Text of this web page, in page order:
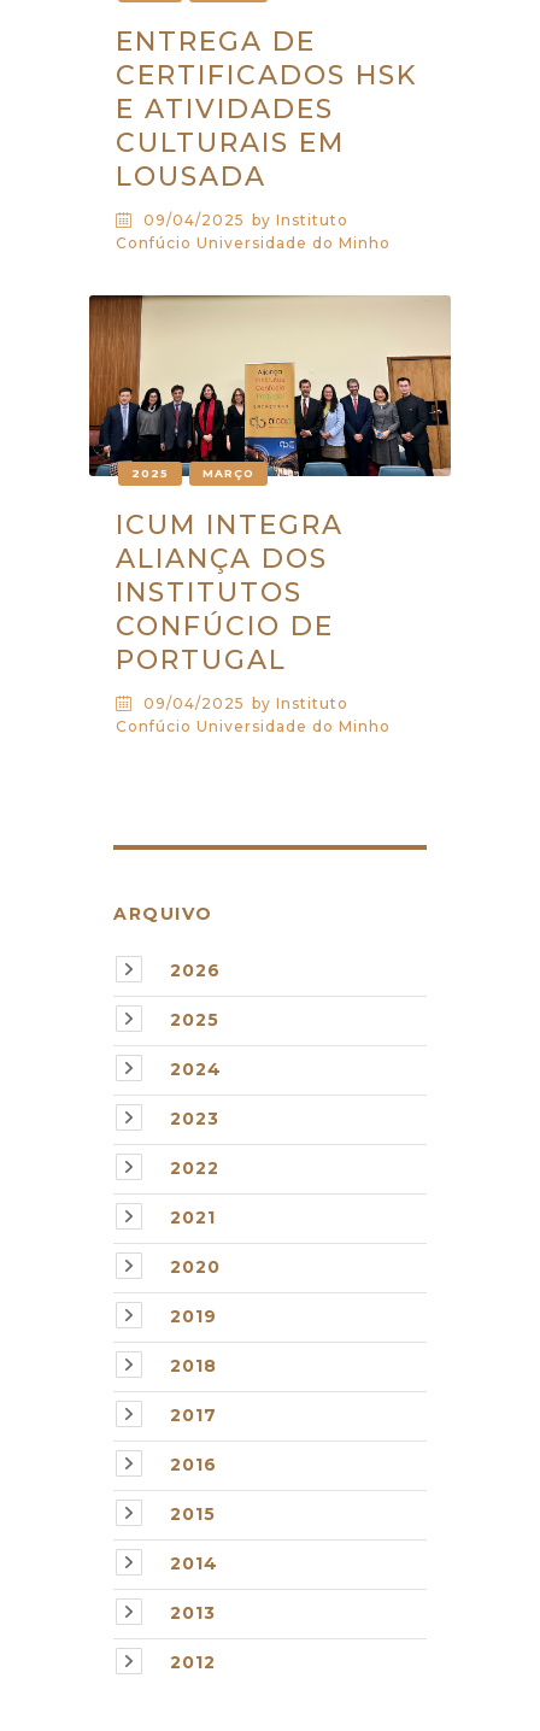
ENTREGA DE
CERTIFICADOS HSK
E ATIVIDADES
CULTURAIS EM
LOUSADA
09/04/2025 by Instituto
Confúcio Universidade do Minho
2025 MARÇO
ICUM INTEGRA
ALIANÇA DOS
INSTITUTOS
CONFÚCIO DE
PORTUGAL
09/04/2025 by Instituto
Confúcio Universidade do Minho
ARQUIVO
2026
2025
2024
2023
2022
2021
2020
2019
2018
2017
2016
2015
2014
2013
2012